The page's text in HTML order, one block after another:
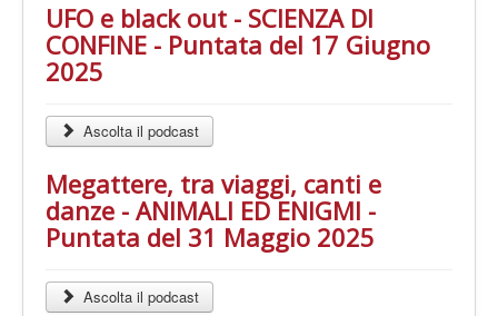
UFO e black out - SCIENZA DI
CONFINE - Puntata del 17 Giugno
2025
Ascolta il podcast
Megattere, tra viaggi, canti e
danze - ANIMALI ED ENIGMI -
Puntata del 31 Maggio 2025
Ascolta il podcast